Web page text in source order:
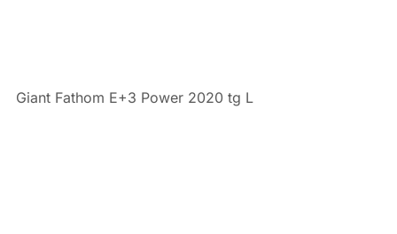
Giant Fathom E+3 Power 2020 tg L